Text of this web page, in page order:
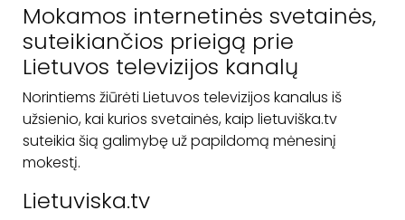
Mokamos internetinės svetainės,
suteikiančios prieigą prie
Lietuvos televizijos kanalų
Norintiems žiūrėti Lietuvos televizijos kanalus iš
užsienio, kai kurios svetainės, kaip lietuviška.tv
suteikia šią galimybę už papildomą mėnesinį
mokestį.
Lietuviska.tv